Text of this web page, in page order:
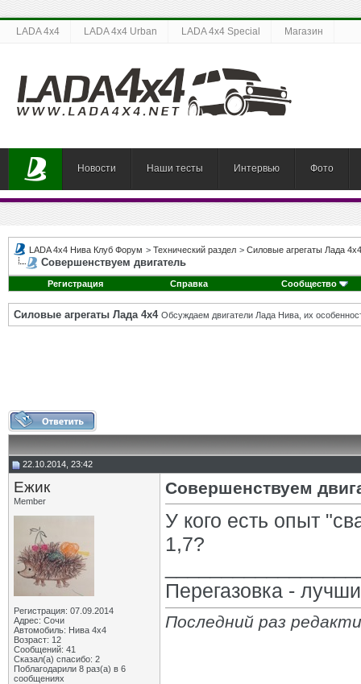
LADA 4x4 LADA 4x4 Urban LADA 4x4 Special Магазин
Новости Наши тесты Интервью Фото
LADA 4x4 Нива Клуб Форум > Технический раздел > Силовые агрегаты Лада 4х4
Совершенствуем двигатель
Регистрация Справка Сообщество
Силовые агрегаты Лада 4х4 Обсуждаем двигатели Лада Нива, их
22.10.2014, 23:42
Eжик
Member
Регистрация: 07.09.2014
Адрес: Сочи
Автомобиль: Нива 4х4
Возраст: 12
Сообщений: 41
Сказал(а) спасибо: 2
Поблагодарили 8 раз(а) в 6
сообщениях
Совершенствуем
У кого есть опыт
1,7?
Перегазовка -
Последний раз